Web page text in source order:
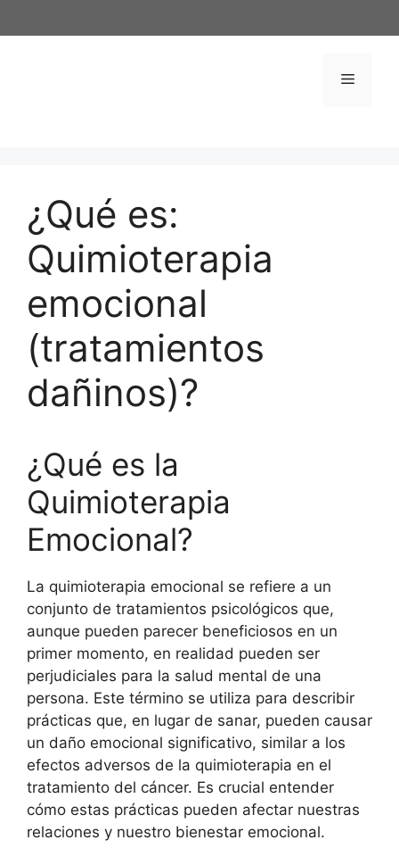
al
Menú
¿Qué es:
Quimioterapia
emocional
(tratamientos
dañinos)?
¿Qué es la
Quimioterapia
Emocional?
La quimioterapia emocional se refiere a un
conjunto de tratamientos psicológicos que,
aunque pueden parecer beneficiosos en un
primer momento, en realidad pueden ser
perjudiciales para la salud mental de una
persona. Este término se utiliza para describir
prácticas que, en lugar de sanar, pueden causar
un daño emocional significativo, similar a los
efectos adversos de la quimioterapia en el
tratamiento del cáncer. Es crucial entender
cómo estas prácticas pueden afectar nuestras
relaciones y nuestro bienestar emocional.